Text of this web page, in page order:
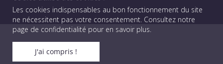
Les cookies indispensables au bon fonctionnement du site
ne nécessitent pas votre consentement. Consultez notre
page de confidentialité pour en savoir plus.
J'ai compris !